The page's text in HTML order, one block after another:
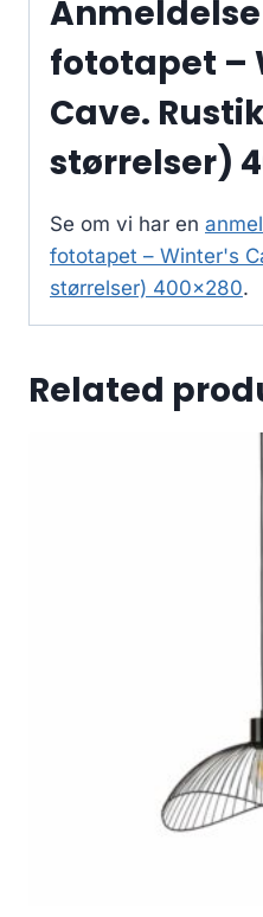
Anmeldelse
fototapet –
Cave.
størrelser)
Se om vi har en
fototapet – Winter's
størrelser) 400×280.
Related